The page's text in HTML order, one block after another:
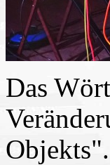
Das
Objekts".